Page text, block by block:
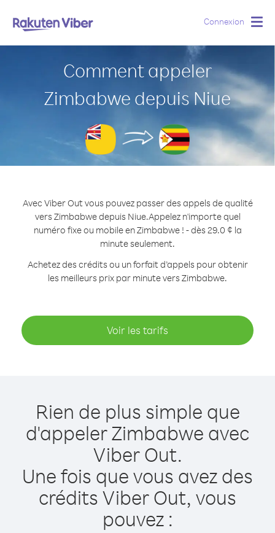
Connexion
Comment appeler
Zimbabwe depuis Niue
Avec Viber Out vous pouvez passer des appels de qualité
vers Zimbabwe depuis Niue.Appelez n'importe quel
numéro fixe ou mobile en Zimbabwe ! - dès 29.0 ¢ la
minute seulement.
Achetez des crédits ou un forfait d’appels pour obtenir
les meilleurs prix par minute vers Zimbabwe.
Voir les tarifs
Rien de plus simple que
d'appeler Zimbabwe avec
Viber Out.
Une fois que vous avez des
crédits Viber Out, vous
pouvez :